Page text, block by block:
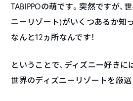
TABIPPOの萌です。突然ですが、
ニーリゾート)がいくつあるか知
なんと12ヵ所なんです！
ということで、ディズニー好き
世界のディズニーリゾートを厳選